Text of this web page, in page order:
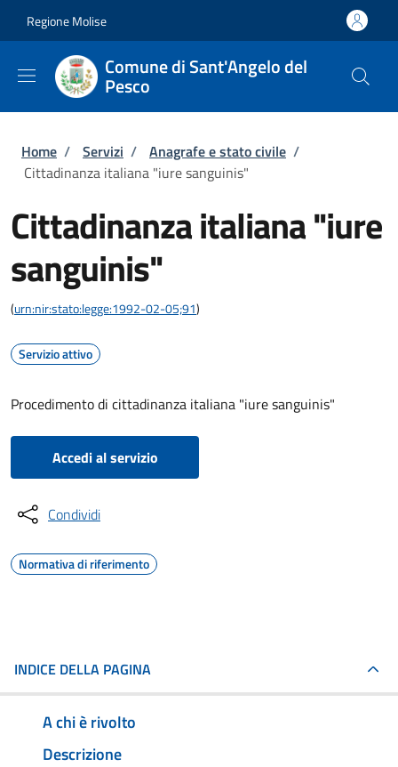
Regione Molise
Comune di Sant'Angelo del
Pesco
Briciole di pane
Home / Servizi / Anagrafe e stato civile /
Cittadinanza italiana "iure sanguinis"
Cittadinanza italiana "iure
sanguinis"
(urn:nir:stato:legge:1992-02-05;91)
Servizio attivo
Procedimento di cittadinanza italiana "iure sanguinis"
Accedi al servizio
Condividi
Normativa di riferimento
INDICE DELLA PAGINA
A chi è rivolto
Descrizione